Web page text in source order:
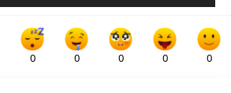
0 0 0 0 0